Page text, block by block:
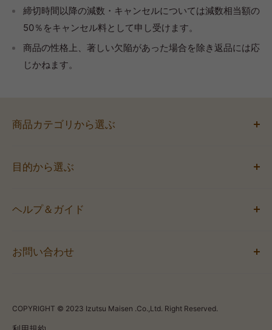
締切時間以降の減数・キャンセルについては減数相当額の
50％をキャンセル料として申し受けます。
商品の性格上、著しい欠陥があった場合を除き返品には応
じかねます。
商品カテゴリから選ぶ
サンドイッチ
オードブル
目的から選ぶ
イベントにおすすめ
1,000円未満のお弁当
ヘルプ＆ガイド
配達エリア
お問い合わせ
COPYRIGHT © 2023 Izutsu Maisen .Co.,Ltd. Right Reserved.